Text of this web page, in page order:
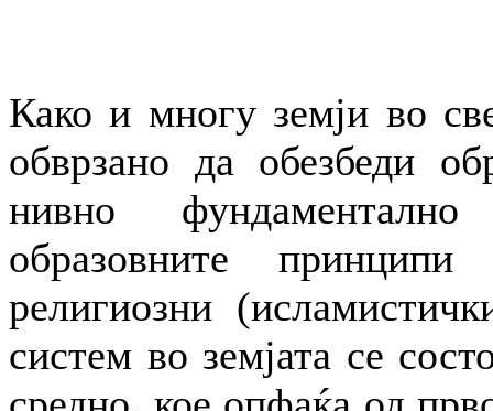
Како и многу земји во
обврзано да обезбеди
нивно
образовните
религиозни
систем во земјата се